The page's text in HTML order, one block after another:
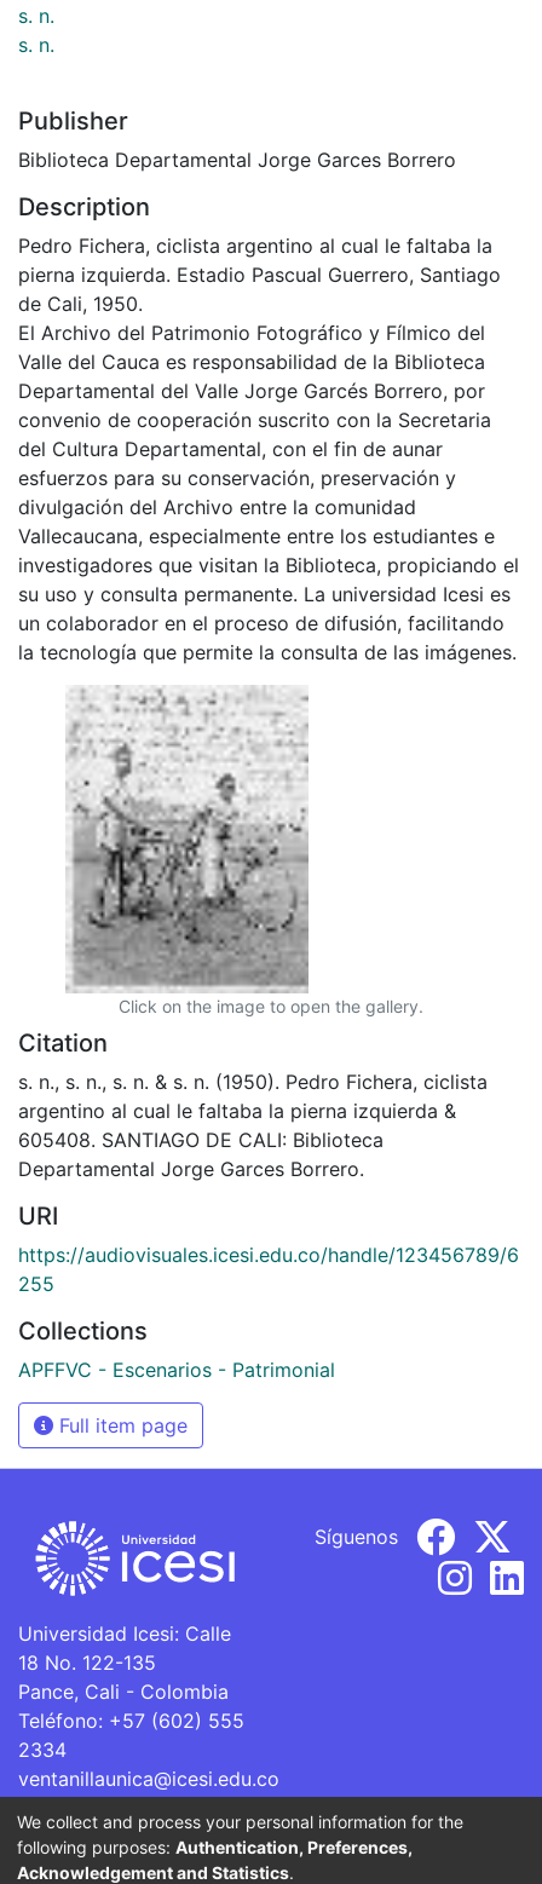
s. n.
s. n.
Publisher
Biblioteca Departamental Jorge Garces Borrero
Description
Pedro Fichera, ciclista argentino al cual le faltaba la
pierna izquierda. Estadio Pascual Guerrero, Santiago
de Cali, 1950.
El Archivo del Patrimonio Fotográfico y Fílmico del
Valle del Cauca es responsabilidad de la Biblioteca
Departamental del Valle Jorge Garcés Borrero, por
convenio de cooperación suscrito con la Secretaria
del Cultura Departamental, con el fin de aunar
esfuerzos para su conservación, preservación y
divulgación del Archivo entre la comunidad
Vallecaucana, especialmente entre los estudiantes e
investigadores que visitan la Biblioteca, propiciando el
su uso y consulta permanente. La universidad Icesi es
un colaborador en el proceso de difusión, facilitando
la tecnología que permite la consulta de las imágenes.
Click on the image to open the gallery.
Citation
s. n., s. n., s. n. & s. n. (1950). Pedro Fichera, ciclista
argentino al cual le faltaba la pierna izquierda &
605408. SANTIAGO DE CALI: Biblioteca
Departamental Jorge Garces Borrero.
URI
https://audiovisuales.icesi.edu.co/handle/123456789/6
255
Collections
APFFVC - Escenarios - Patrimonial
Full item page
Universidad Icesi: Calle
18 No. 122-135
Pance, Cali - Colombia
Teléfono: +57 (602) 555
2334
ventanillaunica@icesi.edu.co
Síguenos
La Universidad Icesi es una Institución de Educación
Superior que se encuentra sujeta a inspección y vigilancia
We collect and process your personal information for the
following purposes: Authentication, Preferences,
Acknowledgement and Statistics.